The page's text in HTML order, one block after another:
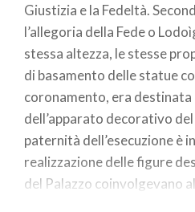
Giustizia e la Fedeltà.
l’allegoria della Fede o
stessa altezza, le stesse
di basamento delle statue
coronamento, era
dell’apparato decorativo
paternità dell’esecuzione è
realizzazione delle figure
del Palazzo coinvolgevano